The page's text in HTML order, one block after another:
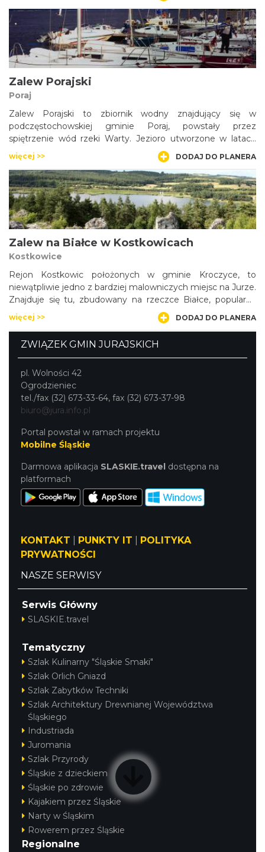
przepływowym, o powierzchni 20 ha, malowniczo
położonym pomiędzy wysokim brzegiem a piaszczystą
plażą. Zalew jest popularnym wśród mieszkańców Zawiercia
miejscem rekreacyjnym, z ośrodkiem wypoczynkowym.
Zalew Porajski
Poraj
Zalew Porajski to zbiornik wodny znajdujący się w
podczęstochowskiej gminie Poraj, powstały przez
spiętrzenie wód rzeki Warty. Jezioro utworzone w latach
70-tych XX w. jest malowniczym akwenem, który zdążył się
wpisać w tutejszy krajobraz oraz sprawił, że wokół powstały
liczne zabudowania letniskowe. Zalew przyciąga także
wędkarzy.
więcej >> DODAJ DO PLANERA
Zalew na Białce w Kostkowicach
Kostkowice
Rejon Kostkowic położonych w gminie Kroczyce, to
niewątpliwie jedno z bardziej malowniczych miejsc na Jurze.
Znajduje się tu, zbudowany na rzeczce Białce, popularny
zbiornik wodny, zwany zalewem Kostkowice lub Dzibice.
Poniżej znajdują się trzy mniejsze akweny. Oprócz
innych form spędzania wolnego czasu. Lasy przyciągają
amatorów grzybów, a rozpoczynający się tu szlak
turystyczny umożliwia wędrówkę wzdłuż pasma Skał
Kroczyckich.
więcej >> DODAJ DO PLANERA
ZWIĄZEK GMIN JURAJSKICH
pl. Wolności 42
Ogrodzieniec
tel./fax (32) 673-33-64, fax (32) 673-37-98
biuro@jura.info.pl
Portal powstał w ramach projektu
Mobilne Śląskie
Darmowa aplikacja SLASKIE.travel dostępna na
platformach
KONTAKT PUNKTY IT
POLITYKA
PRYWATNOŚCI
NASZE SERWISY
Serwis Główny
SLASKIE.travel
Tematyczny
Szlak Kulinarny "Śląskie Smaki"
Szlak Orlich Gniazd
Szlak Zabytków Techniki
Szlak Architektury Drewnianej Województwa
Śląskiego
Industriada
Juromania
Szlak Przyrody
Śląskie z dzieckiem
Śląskie po zdrowie
Kajakiem przez Śląskie
Narty w Śląskim
Rowerem przez Śląskie
Regionalne